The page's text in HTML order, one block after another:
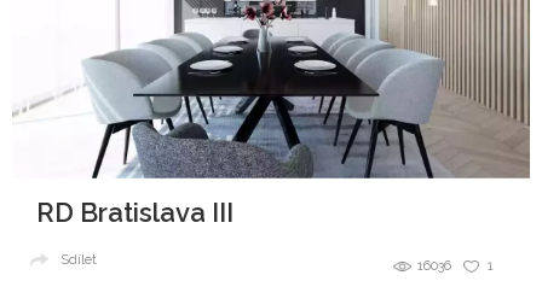
RD Bratislava III
1
16036
Sdílet